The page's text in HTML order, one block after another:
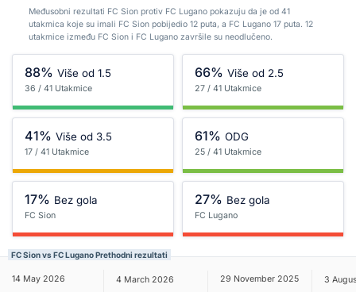
Međusobni rezultati FC Sion protiv FC Lugano pokazuju da je od 41
utakmica koje su imali FC Sion pobijedio 12 puta, a FC Lugano 17 puta. 12
utakmice između FC Sion i FC Lugano završile su neodlučeno.
88% Više od 1.5
36 / 41 Utakmice
66% Više od 2.5
27 / 41 Utakmice
41% Više od 3.5
17 / 41 Utakmice
61% ODG
25 / 41 Utakmice
17% Bez gola
FC Sion
27% Bez gola
FC Lugano
FC Sion vs FC Lugano Prethodni rezultati
14 May 2026 4 March 2026 29 November 2025 3